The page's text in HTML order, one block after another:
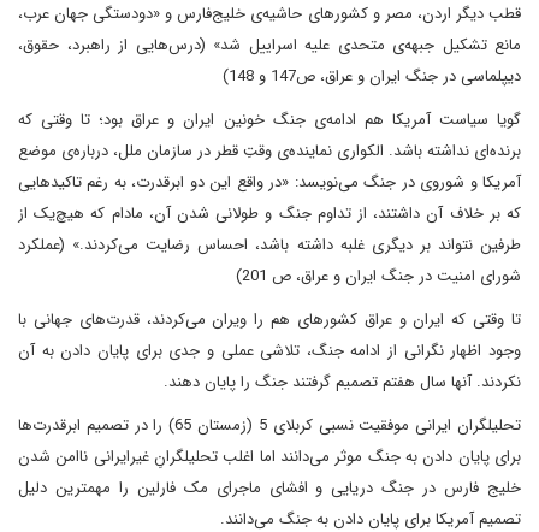
قطب دیگر اردن، مصر و کشورهای حاشیه‌ی خلیج‌فارس و «دودستگی جهان عرب،
مانع تشکیل جبهه‌ی متحدی علیه اسراییل شد» (درس‌هایی از راهبرد، حقوق،
دیپلماسی در جنگ ایران و عراق، ص147 و 148)
گویا سیاست آمریکا هم ادامه‌ی جنگ خونین ایران و عراق بود؛ تا وقتی که
برنده‌ای نداشته باشد. الکواری نماینده‌ی وقتِ قطر در سازمان ملل، درباره‌ی موضع
آمریکا و شوروی در جنگ می‌نویسد: «در واقع این دو ابرقدرت، به رغم تاکیدهایی
که بر خلاف آن داشتند، از تداوم جنگ و طولانی شدن آن، مادام که هیچ‌یک از
طرفین نتواند بر دیگری غلبه داشته باشد، احساس رضایت می‌کردند.» (عملکرد
شورای امنیت در جنگ ایران و عراق، ص 201)
تا وقتی که ایران و عراق کشورهای هم را ویران می‌کردند، قدرت‌های جهانی با
وجود اظهار نگرانی از ادامه جنگ، تلاشی عملی و جدی برای پایان دادن به آن
نکردند. آنها سال هفتم تصمیم گرفتند جنگ را پایان دهند.
تحلیلگران ایرانی موفقیت نسبی کربلای 5 (زمستان 65) را در تصمیم ابرقدرت‌ها
برای پایان دادن به جنگ موثر می‌دانند اما اغلب تحلیلگرانِ غیرایرانی ناامن شدن
خلیج فارس در جنگ دریایی و افشای ماجرای مک فارلین را مهمترین دلیل
تصمیم آمریکا برای پایان دادن به جنگ می‌دانند.